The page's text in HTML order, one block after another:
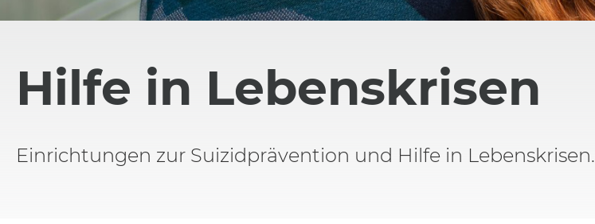
Hilfe in Lebenskrisen
Einrichtungen zur Suizidprävention und Hilfe in Lebenskrisen.